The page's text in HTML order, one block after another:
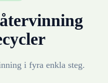
i fyra enkla steg.